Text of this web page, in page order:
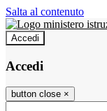
Salta al contenuto
Accedi
Accedi
button close ×